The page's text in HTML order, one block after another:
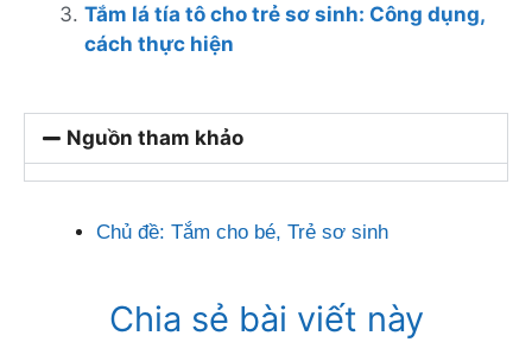
Tắm lá tía tô cho trẻ sơ sinh: Công dụng,
cách thực hiện
Nguồn tham khảo
Chủ đề: Tắm cho bé, Trẻ sơ sinh
Chia sẻ bài viết này